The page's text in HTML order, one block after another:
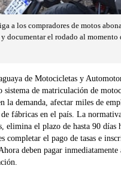
a los compradores de motos
documentar el rodado al momento
de Motocicletas y
sistema de matriculación de
la demanda, afectar miles de
fábricas en el país. La
elimina el plazo de hasta 90 días
completar el pago de tasas e
deben pagar inmediatamente